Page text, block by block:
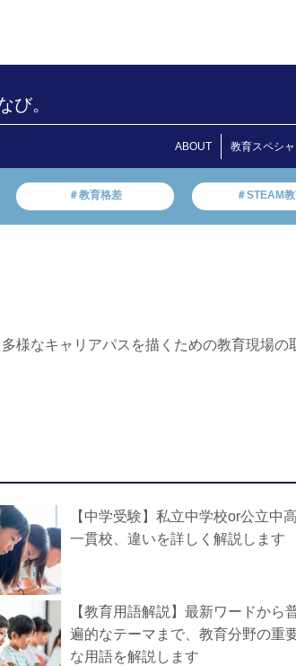
び。
ABOUT 教育スペシャ
＃教育格差 ＃STEAM
様なキャリアパスを描くための教育現場の
【中学受験】私立中学校or公立中高
一貫校、違いを詳しく解説します
【教育用語解説】最新ワードから
遍的なテーマまで、教育分野の重
な用語を解説します